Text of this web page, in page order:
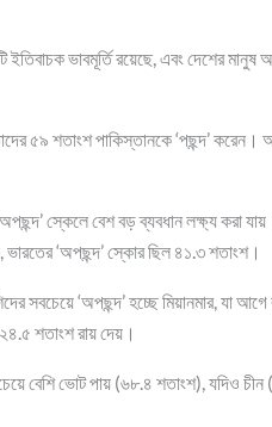
ভাবমূর্তি রয়েছে, এবং দেশের
৫৯ শতাংশ পাকিস্তানকে ‘পছন্দ’ করেন।
স্কেলে বেশ বড় ব্যবধান লক্ষ্য করা
‘অপছন্দ’ স্কোর ছিল ৪১.৩ শতাংশ।
সবচেয়ে ‘অপছন্দ’ হচ্ছে মিয়ানমার, যা আগে
শতাংশ রায় দেয়।
বেশি ভোট পায় (৬৮.৪ শতাংশ), যদিও